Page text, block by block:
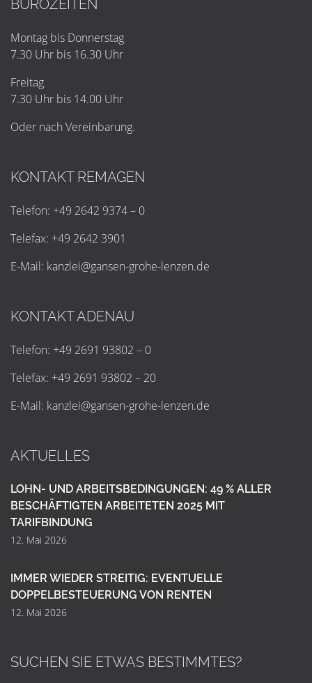
BÜROZEITEN
Montag bis Donnerstag
7.30 Uhr bis 16.30 Uhr
Freitag
7.30 Uhr bis 14.00 Uhr
Oder nach Vereinbarung.
KONTAKT REMAGEN
Telefon: +49 2642 9374 – 0
Telefax: +49 2642 3901
E-Mail: kanzlei@gansen-grohe-lenzen.de
KONTAKT ADENAU
Telefon: +49 2691 93802 – 0
Telefax: +49 2691 93802 – 20
E-Mail: kanzlei@gansen-grohe-lenzen.de
AKTUELLES
LOHN- UND ARBEITSBEDINGUNGEN: 49 % ALLER
BESCHÄFTIGTEN ARBEITETEN 2025 MIT
TARIFBINDUNG
12. Mai 2026
IMMER WIEDER STREITIG: EVENTUELLE
DOPPELBESTEUERUNG VON RENTEN
12. Mai 2026
SUCHEN SIE ETWAS BESTIMMTES?